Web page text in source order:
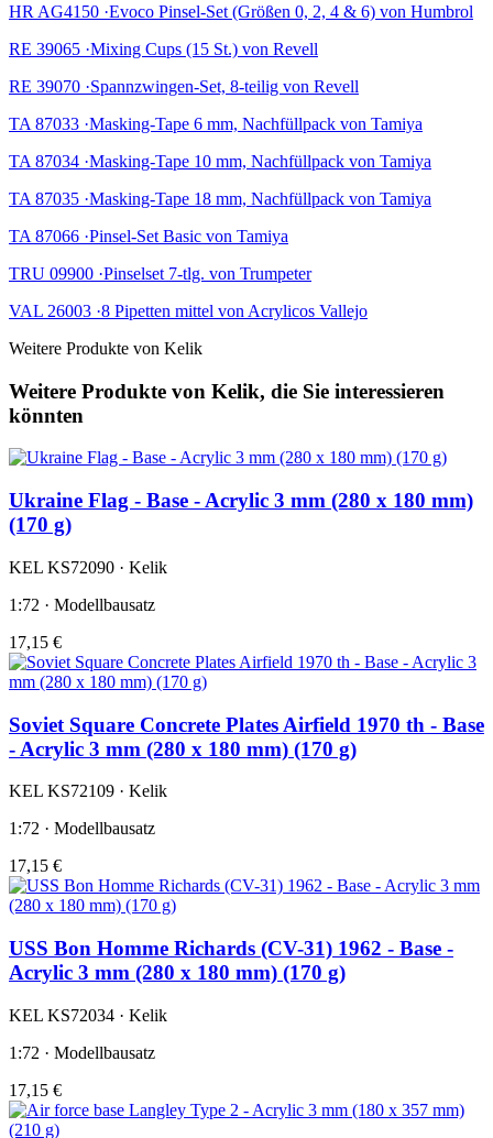
HR AG4150 ·Evoco Pinsel-Set (Größen 0, 2, 4 & 6) von Humbrol
RE 39065 ·Mixing Cups (15 St.) von Revell
RE 39070 ·Spannzwingen-Set, 8-teilig von Revell
TA 87033 ·Masking-Tape 6 mm, Nachfüllpack von Tamiya
TA 87034 ·Masking-Tape 10 mm, Nachfüllpack von Tamiya
TA 87035 ·Masking-Tape 18 mm, Nachfüllpack von Tamiya
TA 87066 ·Pinsel-Set Basic von Tamiya
TRU 09900 ·Pinselset 7-tlg. von Trumpeter
VAL 26003 ·8 Pipetten mittel von Acrylicos Vallejo
Weitere Produkte von Kelik
Weitere Produkte von Kelik, die Sie interessieren
könnten
Ukraine Flag - Base - Acrylic 3 mm (280 x 180 mm)
(170 g)
KEL KS72090 · Kelik
1:72 · Modellbausatz
17,15 €
Soviet Square Concrete Plates Airfield 1970 th - Base
- Acrylic 3 mm (280 x 180 mm) (170 g)
KEL KS72109 · Kelik
1:72 · Modellbausatz
17,15 €
USS Bon Homme Richards (CV-31) 1962 - Base -
Acrylic 3 mm (280 x 180 mm) (170 g)
KEL KS72034 · Kelik
1:72 · Modellbausatz
17,15 €